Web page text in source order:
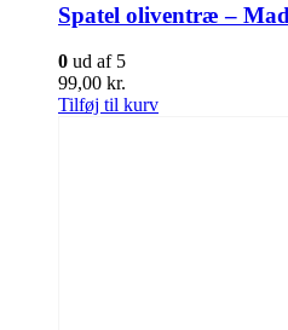
Spatel oliventræ –
0 ud af 5
99,00 kr.
Tilføj til kurv